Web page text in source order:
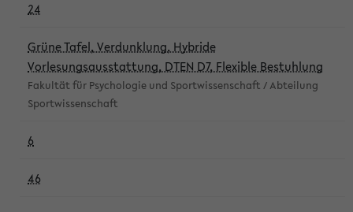
24
Grüne Tafel, Verdunklung, Hybride
Vorlesungsausstattung, DTEN D7, Flexible Bestuhlung
Fakultät für Psychologie und Sportwissenschaft / Abteilung
Sportwissenschaft
6
46